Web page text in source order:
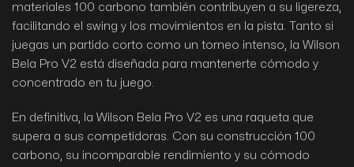
materiales 100 carbono también contribuyen a su ligereza,
facilitando el swing y los movimientos en la pista. Tanto si
juegas un partido corto como un torneo intenso, la Wilson
Bela Pro V2 está diseñada para mantenerte cómodo y
concentrado en tu juego.
En definitiva, la Wilson Bela Pro V2 es una raqueta que
supera a sus competidoras. Con su construcción 100
carbono, su incomparable rendimiento y su cómodo